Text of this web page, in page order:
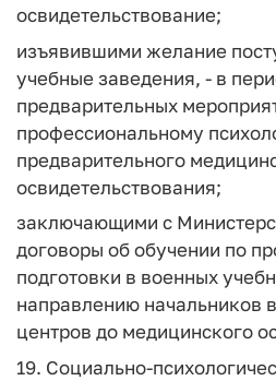
освидетельствование;
изъявившими желание
учебные заведения, - в
предварительных
профессиональному
предварительного
освидетельствования;
заключающими с
договоры об обучении по
подготовки в военных
направлению начальников
центров до медицинского
19. Социально-